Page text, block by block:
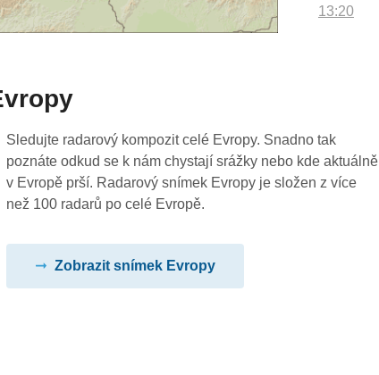
13:20
12:20
12:10
12:00
Sledujte radarový kompozit celé Evropy. Snadno tak
poznáte odkud se k nám chystají srážky nebo kde aktuálně
v Evropě prší. Radarový snímek Evropy je složen z více
než 100 radarů po celé Evropě.
Zobrazit snímek Evropy